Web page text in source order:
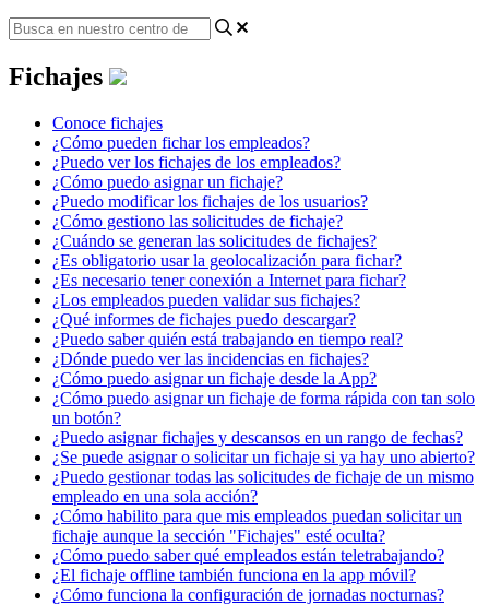
Fichajes
Conoce fichajes
¿Cómo pueden fichar los empleados?
¿Puedo ver los fichajes de los empleados?
¿Cómo puedo asignar un fichaje?
¿Puedo modificar los fichajes de los usuarios?
¿Cómo gestiono las solicitudes de fichaje?
¿Cuándo se generan las solicitudes de fichajes?
¿Es obligatorio usar la geolocalización para fichar?
¿Es necesario tener conexión a Internet para fichar?
¿Los empleados pueden validar sus fichajes?
¿Qué informes de fichajes puedo descargar?
¿Puedo saber quién está trabajando en tiempo real?
¿Dónde puedo ver las incidencias en fichajes?
¿Cómo puedo asignar un fichaje desde la App?
¿Cómo puedo asignar un fichaje de forma rápida con tan solo
un botón?
¿Puedo asignar fichajes y descansos en un rango de fechas?
¿Se puede asignar o solicitar un fichaje si ya hay uno abierto?
¿Puedo gestionar todas las solicitudes de fichaje de un mismo
empleado en una sola acción?
¿Cómo habilito para que mis empleados puedan solicitar un
fichaje aunque la sección "Fichajes" esté oculta?
¿Cómo puedo saber qué empleados están teletrabajando?
¿El fichaje offline también funciona en la app móvil?
¿Cómo funciona la configuración de jornadas nocturnas?